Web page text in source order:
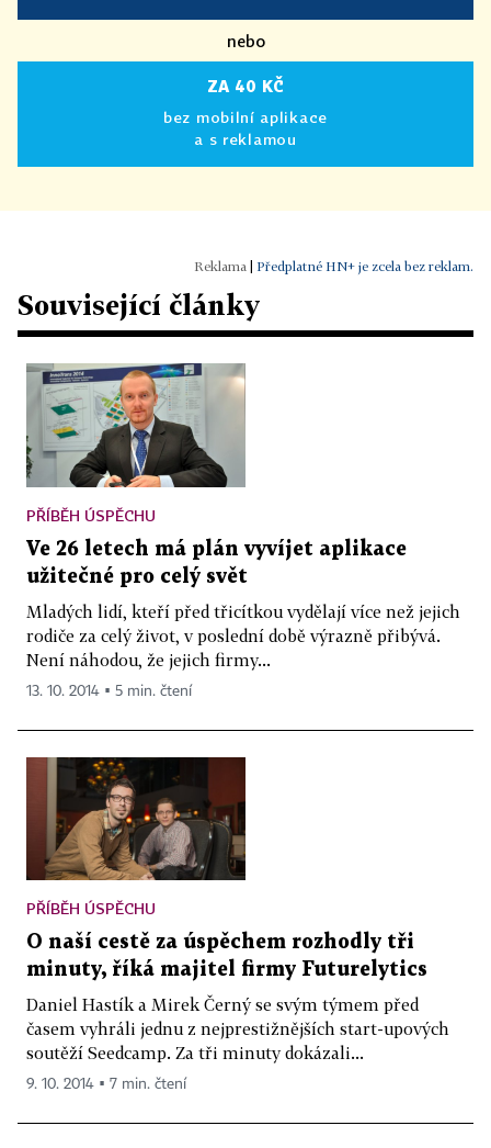
nebo
ZA 40 KČ
bez mobilní aplikace
a s reklamou
Předplatné HN+ je zcela bez reklam.
Související články
PŘÍBĚH ÚSPĚCHU
Ve 26 letech má plán vyvíjet aplikace
užitečné pro celý svět
Mladých lidí, kteří před třicítkou vydělají více než jejich
rodiče za celý život, v poslední době výrazně přibývá.
Není náhodou, že jejich firmy...
13. 10. 2014 ▪ 5 min. čtení
PŘÍBĚH ÚSPĚCHU
O naší cestě za úspěchem rozhodly tři
minuty, říká majitel firmy Futurelytics
Daniel Hastík a Mirek Černý se svým týmem před
časem vyhráli jednu z nejprestižnějších start-upových
soutěží Seedcamp. Za tři minuty dokázali...
9. 10. 2014 ▪ 7 min. čtení